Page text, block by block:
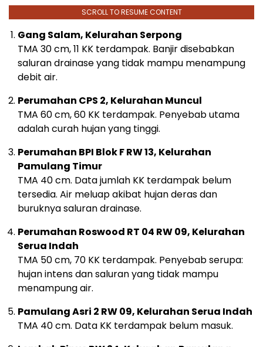
SCROLL TO RESUME CONTENT
Gang Salam, Kelurahan Serpong
TMA 30 cm, 11 KK terdampak. Banjir disebabkan
saluran drainase yang tidak mampu menampung
debit air.
Perumahan CPS 2, Kelurahan Muncul
TMA 60 cm, 60 KK terdampak. Penyebab utama
adalah curah hujan yang tinggi.
Perumahan BPI Blok F RW 13, Kelurahan
Pamulang Timur
TMA 40 cm. Data jumlah KK terdampak belum
tersedia. Air meluap akibat hujan deras dan
buruknya saluran drainase.
Perumahan Roswood RT 04 RW 09, Kelurahan
Serua Indah
TMA 50 cm, 70 KK terdampak. Penyebab serupa:
hujan intens dan saluran yang tidak mampu
menampung air.
Pamulang Asri 2 RW 09, Kelurahan Serua Indah
TMA 40 cm. Data KK terdampak belum masuk.